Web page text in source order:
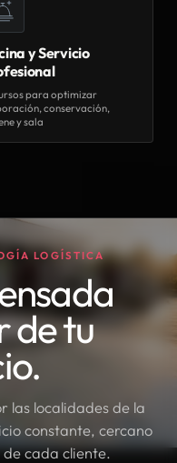
y Servicio
para optimizar
conservación,
y sala
LOGÍSTICA
de tu
las localidades de la
constante, cercano
cada cliente.